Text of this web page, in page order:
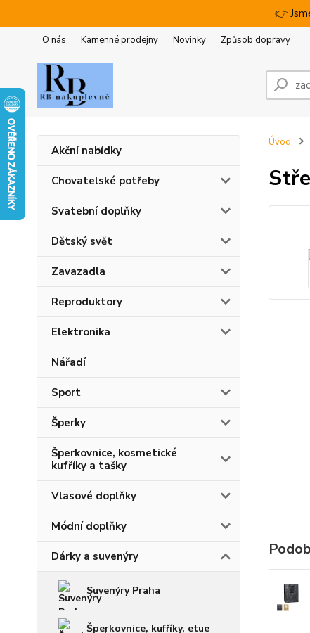
👉
O nás Kamenné prodejny Novinky Způsob dopravy
Akční nabídky
Chovatelské potřeby
Svatební doplňky
Dětský svět
Zavazadla
Reproduktory
Elektronika
Nářadí
Sport
Šperky
Šperkovnice, kosmetické
kufříky a tašky
Vlasové doplňky
Módní doplňky
Dárky a suvenýry
Suvenýry Praha
Šperkovnice, kufříky, etue
Úvod